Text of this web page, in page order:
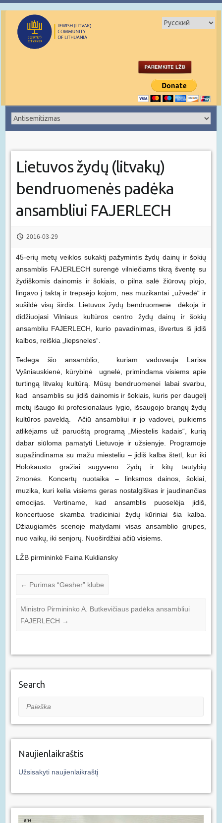
Lietuvos žydų (litvakų)
bendruomenės padėka
ansambliui FAJERLECH
2016-03-29
45-erių metų veiklos sukaktį pažymintis žydų dainų ir šokių
ansamblis FAJERLECH surengė vilniečiams tikrą šventę su
žydiškomis dainomis ir šokiais, o pilna salė žiūrovų plojo,
lingavo į taktą ir trepsėjo kojom, nes muzikantai „užvedė“ ir
sušildė visų širdis. Lietuvos žydų bendruomenė dėkoja ir
didžiuojasi Vilniaus kultūros centro žydų dainų ir šokių
ansambliu FAJERLECH, kurio pavadinimas, išvertus iš jidiš
kalbos, reiškia „liepsneles“.
Tedega šio ansamblio, kuriam vadovauja Larisa
Vyšniauskienė, kūrybinė ugnelė, primindama visiems apie
turtingą litvakų kultūrą. Mūsų bendruomenei labai svarbu,
kad ansamblis su jidiš dainomis ir šokiais, kuris per daugelį
metų išaugo iki profesionalaus lygio, išsaugojo brangų žydų
kultūros paveldą. Ačiū ansambliui ir jo vadovei, puikiems
atlikėjams už paruoštą programą „Miestelis kadais“, kurią
dabar siūloma pamatyti Lietuvoje ir užsienyje. Programoje
supažindinama su mažu miesteliu – jidiš kalba štetl, kur iki
Holokausto gražiai sugyveno žydų ir kitų tautybių
žmonės. Koncertų nuotaika – linksmos dainos, šokiai,
muzika, kuri kelia visiems geras nostalgiškas ir jaudinančias
emocijas. Vertiname, kad ansamblis puoselėja jidiš,
koncertuose skamba tradiciniai žydų kūriniai šia kalba.
Džiaugiamės scenoje matydami visas ansamblio grupes,
nuo vaikų, iki senjorų. Nuoširdžiai ačiū visiems.
LŽB pirmininkė Faina Kukliansky
← Purimas “Gesher” klube
Ministro Pirmininko A. Butkevičiaus padėka ansambliui
FAJERLECH →
Search
Paieška
Naujienlaikraštis
Užsisakyti naujienlaikraštį